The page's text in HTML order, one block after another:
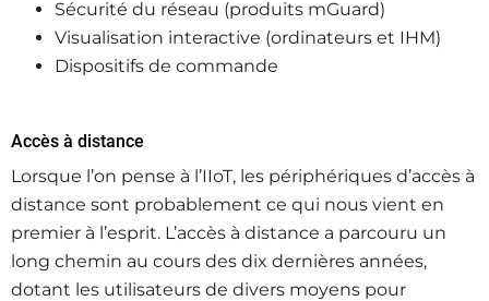
Sécurité du réseau (produits mGuard)
Visualisation interactive (ordinateurs et IHM)
Dispositifs de commande
Accès à distance
Lorsque l’on pense à l’IIoT, les périphériques d’accès à
distance sont probablement ce qui nous vient en
premier à l’esprit. L’accès à distance a parcouru un
long chemin au cours des dix dernières années,
dotant les utilisateurs de divers moyens pour